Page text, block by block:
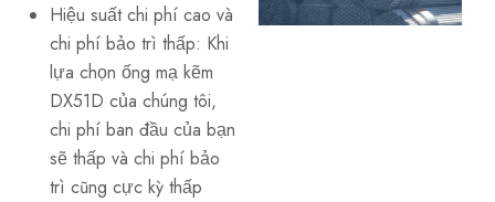
Hiệu suất chi phí cao và
chi phí bảo trì thấp: Khi
lựa chọn ống mạ kẽm
DX51D của chúng tôi,
chi phí ban đầu của bạn
sẽ thấp và chi phí bảo
trì cũng cực kỳ thấp